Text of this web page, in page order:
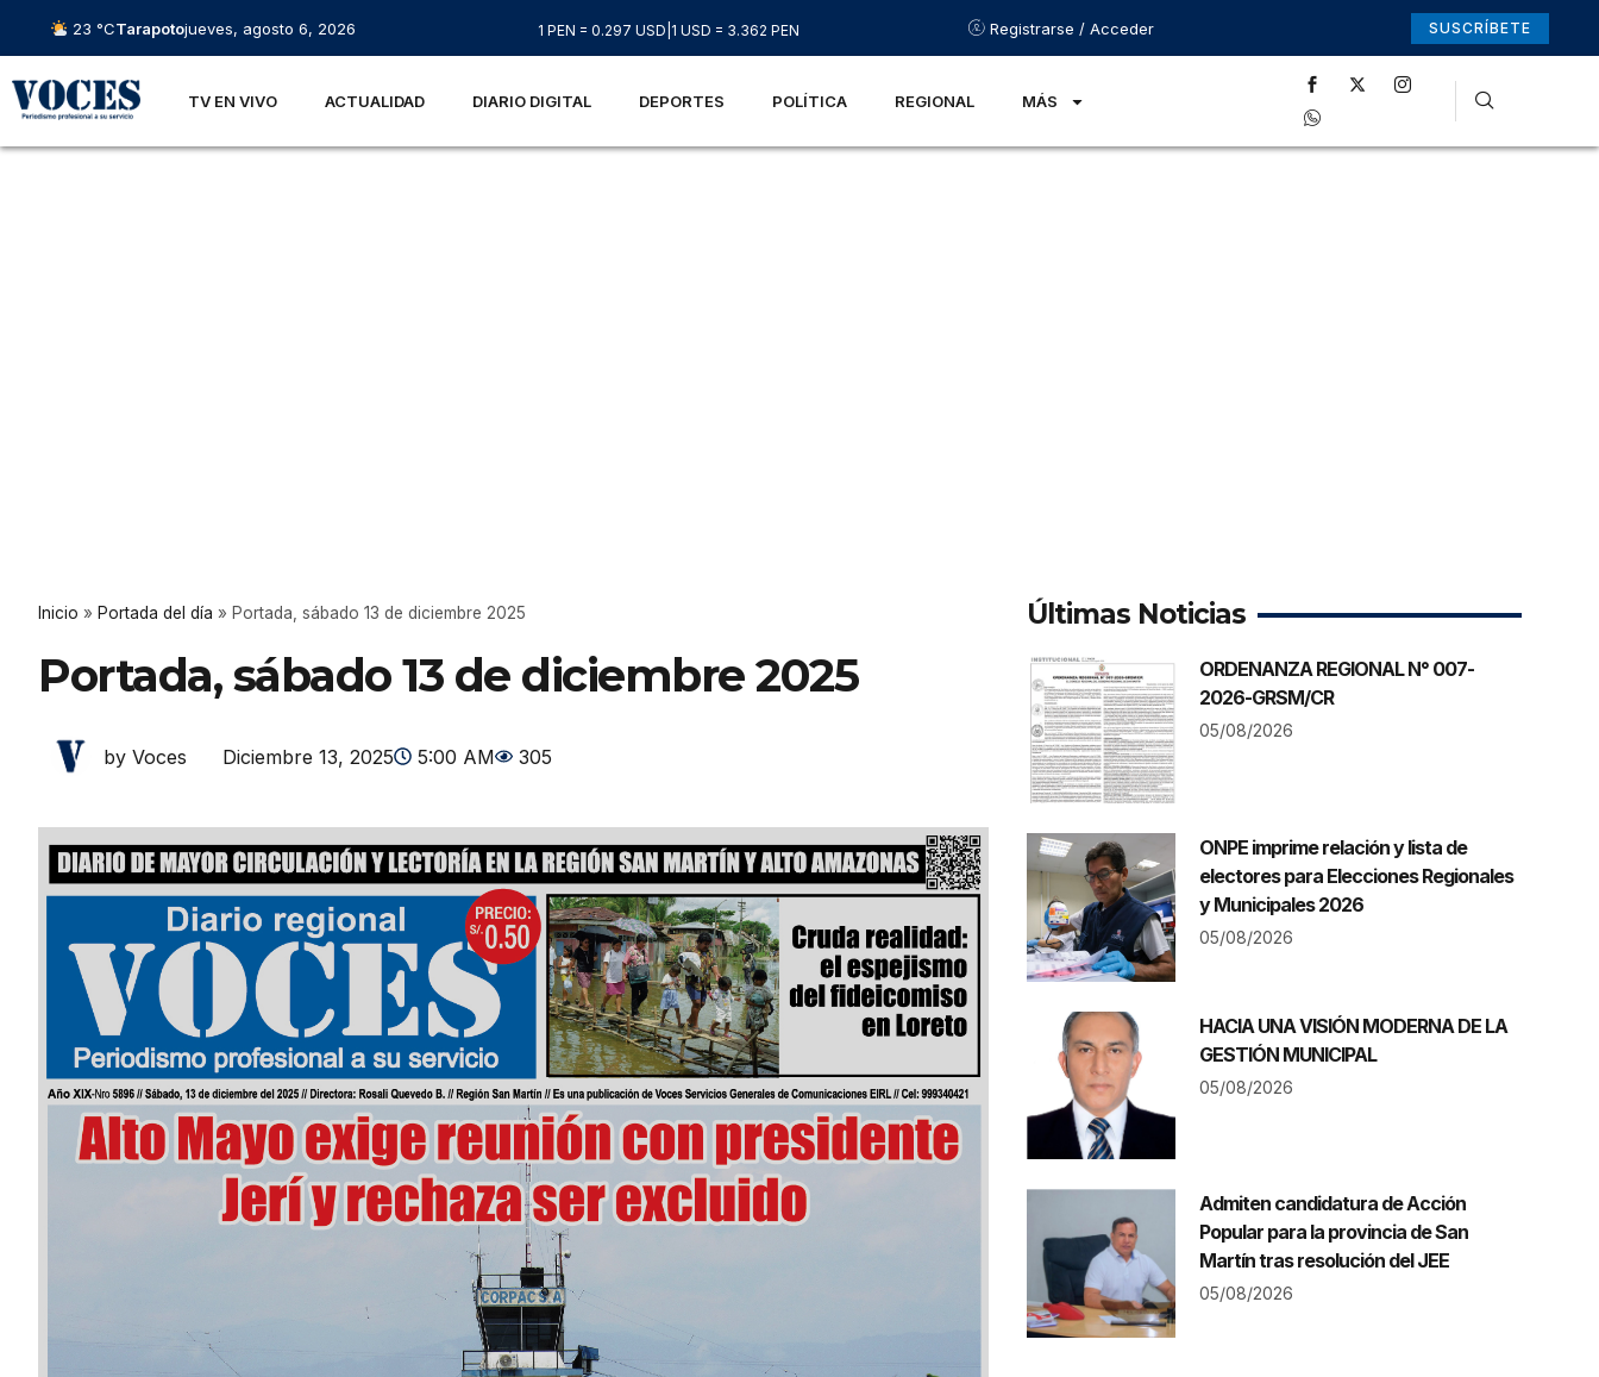
23 °CTarapotojueves, agosto 6, 2026 1 PEN = 0.297 USD 1 USD = 3.362 PEN Registrarse / Acceder SUSCRÍBETE
TV EN VIVO ACTUALIDAD DIARIO DIGITAL DEPORTES POLÍTICA REGIONAL MÁS
Inicio » Portada del día » Portada, sábado 13 de diciembre 2025
Portada, sábado 13 de diciembre 2025
by Voces Diciembre 13, 2025 5:00 AM 305
Últimas Noticias
ORDENANZA REGIONAL N° 007-
2026-GRSM/CR
05/08/2026
ONPE imprime relación y lista de
electores para Elecciones Regionales
y Municipales 2026
05/08/2026
HACIA UNA VISIÓN MODERNA DE LA
GESTIÓN MUNICIPAL
05/08/2026
Admiten candidatura de Acción
Popular para la provincia de San
Martín tras resolución del JEE
05/08/2026